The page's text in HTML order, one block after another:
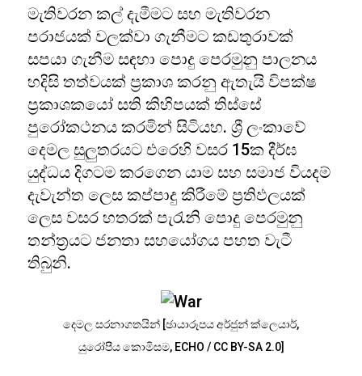
මැතිවරන කල් දැමීමට සහ මැතිවරන
පරාජයක් වලක්වා ගැනීමට කඩතුරාවක්
සපයා ගැනීම සඳහා පොදු පෙරමුනු පාලනය
හදිසි තත්වයක් ප්‍රකාශ කරනු ඇතැයි විපක්ෂ
ප්‍රකාශකයෝ සති කිහිපයක් තිස්සේ
පුරෝකථනය කරමින් සිටියහ. ශ්‍රී ලංකාවේ
දෙමල සුලුතරයට එරෙහි වසර 15ක දීර්ඝ
යුද්ධය දිගටම කරගෙන යාම සහ සමාජ වියදම්
දැවැන්ත ලෙස කප්පාදු කිරීමේ ප්‍රතිඵලයක්
ලෙස වසර හතරක් පැරැනි පොදු පෙරමුනු
තන්ත්‍රයට ජනතා සහයෝගය පහත වැටී
තිබුනි.
දෙමල සරනාගතයින් [ඡායාරූපය අර්ජුන් ක්ලෙයාර්,
යුරෝපීය කොමිසම, ECHO / CC BY-SA 2.0]